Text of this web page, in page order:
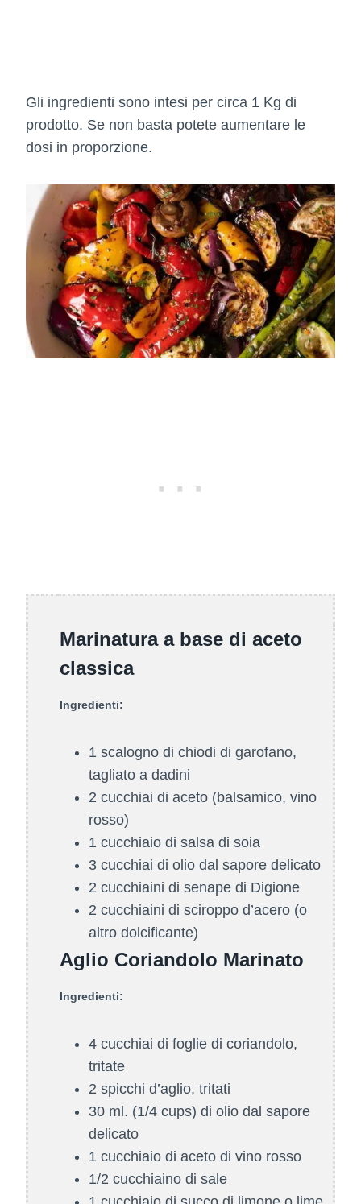
Gli ingredienti sono intesi per circa 1 Kg di
prodotto. Se non basta potete aumentare le
dosi in proporzione.
Marinatura a base di aceto
classica
Ingredienti:
1 scalogno di chiodi di garofano,
tagliato a dadini
2 cucchiai di aceto (balsamico, vino
rosso)
1 cucchiaio di salsa di soia
3 cucchiai di olio dal sapore delicato
2 cucchiaini di senape di Digione
2 cucchiaini di sciroppo d’acero (o
altro dolcificante)
Aglio Coriandolo Marinato
Ingredienti:
4 cucchiai di foglie di coriandolo,
tritate
2 spicchi d’aglio, tritati
30 ml. (1/4 cups) di olio dal sapore
delicato
1 cucchiaio di aceto di vino rosso
1/2 cucchiaino di sale